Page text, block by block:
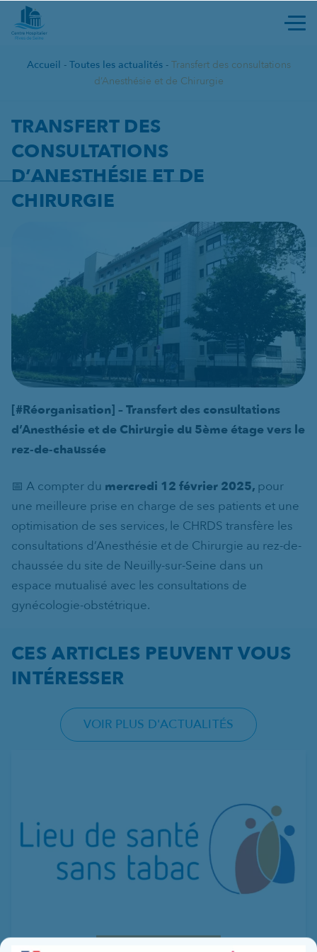
TRANSFERT DES
Accueil - Toutes les actualités- Transfert des consultations
d’Anesthésie et de Chirurgie
TRANSFERT DES
CONSULTATIONS
D’ANESTHÉSIE ET DE
CHIRURGIE
[#Réorganisation] – Transfert des consultations
d’Anesthésie et de Chirurgie du 5ème étage vers le
rez-de-chaussée
📅 A compter du mercredi 12 février 2025, pour
une meilleure prise en charge de ses patients et une
optimisation de ses services, le CHRDS transfère les
consultations d’Anesthésie et de Chirurgie au rez-de-
chaussée du site de Neuilly-sur-Seine dans un
espace mutualisé avec les consultations de
gynécologie-obstétrique.
CES ARTICLES PEUVENT VOUS
INTÉRESSER
VOIR PLUS D'ACTUALITÉS